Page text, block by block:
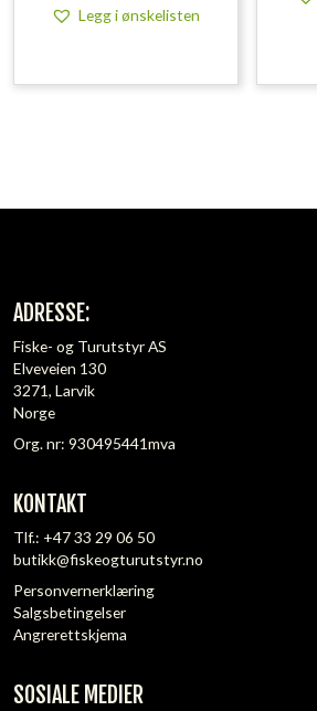
Legg i ønskelisten
ADRESSE:
Fiske- og Turutstyr AS
Elveveien 130
3271, Larvik
Norge
Org. nr: 930495441mva
KONTAKT
Tlf.: +47 33 29 06 50
butikk@fiskeogturutstyr.no
Personvernerklæring
Salgsbetingelser
Angrerettskjema
SOSIALE MEDIER